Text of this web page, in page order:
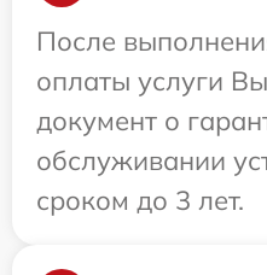
После
оплаты услуги
документ о
обслуживании
сроком до 3 лет.